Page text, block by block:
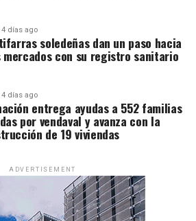
4 días ago
soledeñas dan un paso hacia
mercados con su registro sanitario
4 días ago
entrega ayudas a 552 familias
por vendaval y avanza con la
de 19 viviendas
ADVERTISEMENT